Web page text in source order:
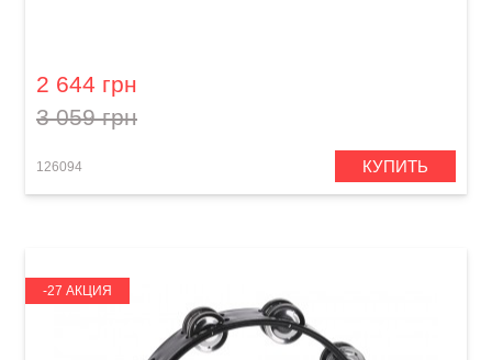
2 644 грн
3 059 грн
126094 КУПИТЬ
-27 АКЦИЯ